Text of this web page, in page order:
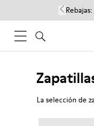
Rebajas:
La selección de